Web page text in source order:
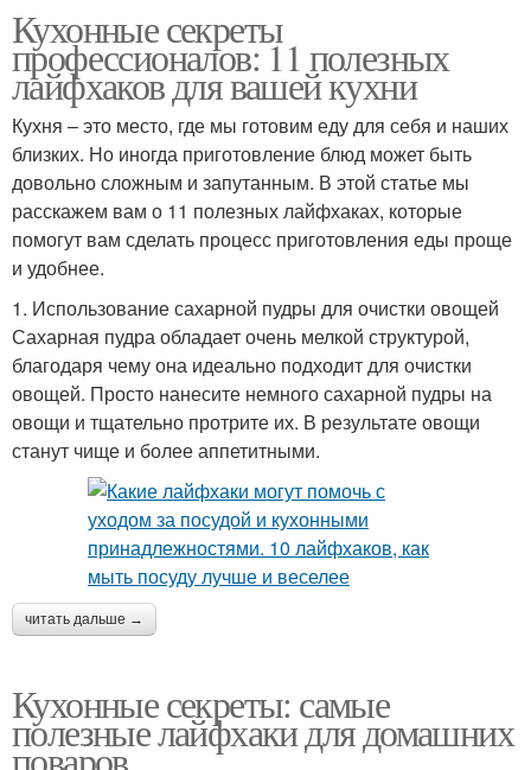
Кухонные секреты
профессионалов: 11 полезных
лайфхаков для вашей кухни
Кухня – это место, где мы готовим еду для себя и наших
близких. Но иногда приготовление блюд может быть
довольно сложным и запутанным. В этой статье мы
расскажем вам о 11 полезных лайфхаках, которые
помогут вам сделать процесс приготовления еды проще
и удобнее.
1. Использование сахарной пудры для очистки овощей
Сахарная пудра обладает очень мелкой структурой,
благодаря чему она идеально подходит для очистки
овощей. Просто нанесите немного сахарной пудры на
овощи и тщательно протрите их. В результате овощи
станут чище и более аппетитными.
читать дальше →
Кухонные секреты: самые
полезные лайфхаки для домашних
поваров